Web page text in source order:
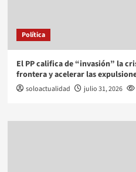
Política
El PP califica de “invasión” la
frontera y acelerar las
soloactualidad julio 31, 2026